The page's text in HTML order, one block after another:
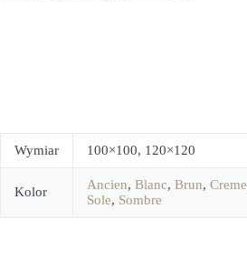
Wymiar 100×100, 120×120
Kolor Ancien, Blanc, Brun, Creme
Sole, Sombre